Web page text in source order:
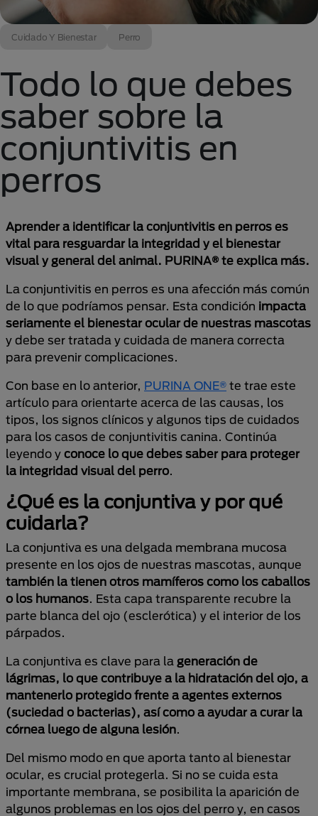
Cuidado Y Bienestar Perro
Todo lo que debes
saber sobre la
conjuntivitis en
perros
Aprender a identificar la conjuntivitis en perros es
vital para resguardar la integridad y el bienestar
visual y general del animal. PURINA® te explica más.
La conjuntivitis en perros es una afección más común
de lo que podríamos pensar. Esta condición impacta
seriamente el bienestar ocular de nuestras mascotas
y debe ser tratada y cuidada de manera correcta
para prevenir complicaciones.
Con base en lo anterior, PURINA ONE® te trae este
artículo para orientarte acerca de las causas, los
tipos, los signos clínicos y algunos tips de cuidados
para los casos de conjuntivitis canina. Continúa
leyendo y conoce lo que debes saber para proteger
la integridad visual del perro.
¿Qué es la conjuntiva y por qué
cuidarla?
La conjuntiva es una delgada membrana mucosa
presente en los ojos de nuestras mascotas, aunque
también la tienen otros mamíferos como los caballos
o los humanos. Esta capa transparente recubre la
parte blanca del ojo (esclerótica) y el interior de los
párpados.
La conjuntiva es clave para la generación de
lágrimas, lo que contribuye a la hidratación del ojo, a
mantenerlo protegido frente a agentes externos
(suciedad o bacterias), así como a ayudar a curar la
córnea luego de alguna lesión.
Del mismo modo en que aporta tanto al bienestar
ocular, es crucial protegerla. Si no se cuida esta
importante membrana, se posibilita la aparición de
algunos problemas en los ojos del perro y, en casos